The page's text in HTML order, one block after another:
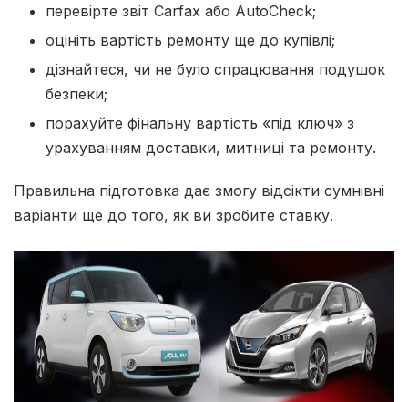
перевірте звіт Carfax або AutoCheck;
оцініть вартість ремонту ще до купівлі;
дізнайтеся, чи не було спрацювання подушок
безпеки;
порахуйте фінальну вартість «під ключ» з
урахуванням доставки, митниці та ремонту.
Правильна підготовка дає змогу відсікти сумнівні
варіанти ще до того, як ви зробите ставку.